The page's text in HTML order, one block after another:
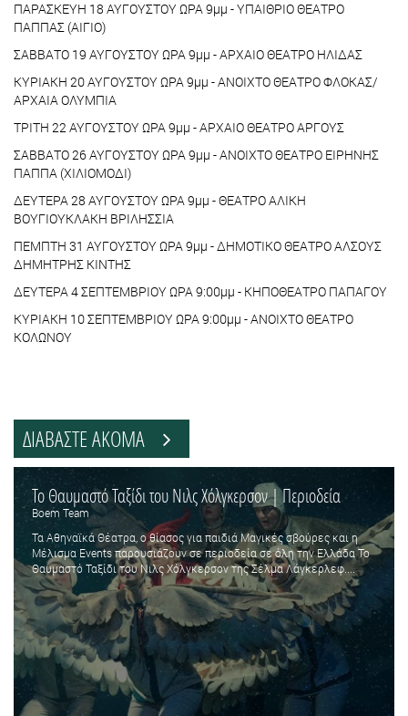
ΠΑΡΑΣΚΕΥΗ 18 ΑΥΓΟΥΣΤΟΥ ΩΡΑ 9μμ - ΥΠΑΙΘΡΙΟ ΘΕΑΤΡΟ
ΠΑΠΠΑΣ (ΑΙΓΙΟ)
ΣΑΒΒΑΤΟ 19 ΑΥΓΟΥΣΤΟΥ ΩΡΑ 9μμ - ΑΡΧΑΙΟ ΘΕΑΤΡΟ ΗΛΙΔΑΣ
ΚΥΡΙΑΚΗ 20 ΑΥΓΟΥΣΤΟΥ ΩΡΑ 9μμ - ΑΝΟΙΧΤΟ ΘΕΑΤΡΟ ΦΛΟΚΑΣ/
ΑΡΧΑΙΑ ΟΛΥΜΠΙΑ
ΤΡΙΤΗ 22 ΑΥΓΟΥΣΤΟΥ ΩΡΑ 9μμ - ΑΡΧΑΙΟ ΘΕΑΤΡΟ ΑΡΓΟΥΣ
ΣΑΒΒΑΤΟ 26 ΑΥΓΟΥΣΤΟΥ ΩΡΑ 9μμ - ΑΝΟΙΧΤΟ ΘΕΑΤΡΟ ΕΙΡΗΝΗΣ
ΠΑΠΠΑ (ΧΙΛΙΟΜΟΔΙ)
ΔΕΥΤΕΡΑ 28 ΑΥΓΟΥΣΤΟΥ ΩΡΑ 9μμ - ΘΕΑΤΡΟ ΑΛΙΚΗ
ΒΟΥΓΙΟΥΚΛΑΚΗ ΒΡΙΛΗΣΣΙΑ
ΠΕΜΠΤΗ 31 ΑΥΓΟΥΣΤΟΥ ΩΡΑ 9μμ - ΔΗΜΟΤΙΚΟ ΘΕΑΤΡΟ ΑΛΣΟΥΣ
ΔΗΜΗΤΡΗΣ ΚΙΝΤΗΣ
ΔΕΥΤΕΡΑ 4 ΣΕΠΤΕΜΒΡΙΟΥ ΩΡΑ 9:00μμ - ΚΗΠΟΘΕΑΤΡΟ ΠΑΠΑΓΟΥ
ΚΥΡΙΑΚΗ 10 ΣΕΠΤΕΜΒΡΙΟΥ ΩΡΑ 9:00μμ - ΑΝΟΙΧΤΟ ΘΕΑΤΡΟ
ΚΟΛΩΝΟΥ
ΔΙΑΒΑΣΤΕ ΑΚΟΜΑ
Το Θαυμαστό Ταξίδι του Νιλς Χόλγκερσον | Περιοδεία
Boem Team
Τα Αθηναϊκά Θέατρα, ο θίασος για παιδιά Μαγικές σβούρες και η
Μέλισμα Events παρουσιάζουν σε περιοδεία σε όλη την Ελλάδα Το
Θαυμαστό Ταξίδι του Νιλς Χόλγκερσον της Σέλμα Λάγκερλεφ....